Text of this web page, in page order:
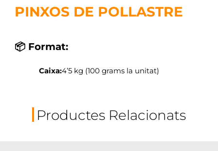
PINXOS DE POLLASTRE
📦 Format:
Caixa:4’5 kg (100 grams la unitat)
Productes Relacionats